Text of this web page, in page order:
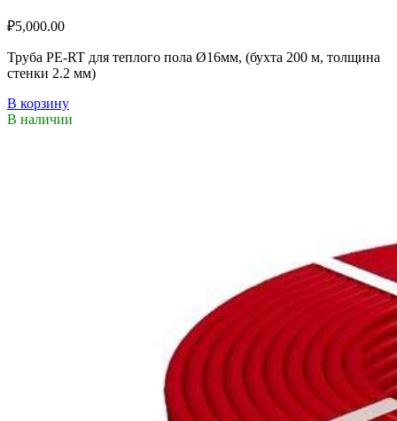
₽5,000.00
Труба PE-RT для теплого пола Ø16мм, (бухта 200 м, толщина
стенки 2.2 мм)
В корзину
В наличии